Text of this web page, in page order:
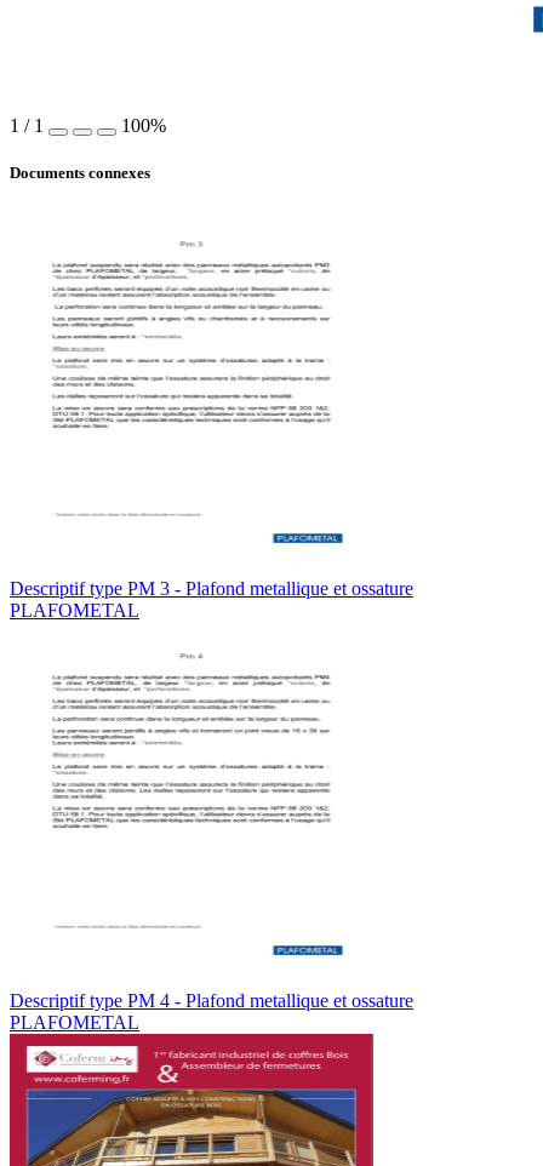
1 / 1 100%
Documents connexes
Descriptif type PM 3 - Plafond metallique et ossature
PLAFOMETAL
Descriptif type PM 4 - Plafond metallique et ossature
PLAFOMETAL